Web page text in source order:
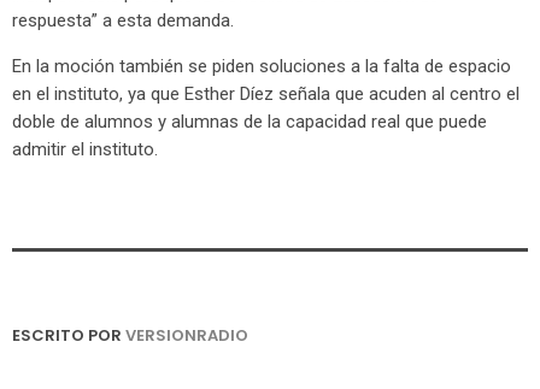
respuesta” a esta demanda.
En la moción también se piden soluciones a la falta de espacio
en el instituto, ya que Esther Díez señala que acuden al centro el
doble de alumnos y alumnas de la capacidad real que puede
admitir el instituto.
ESCRITO POR VERSIONRADIO